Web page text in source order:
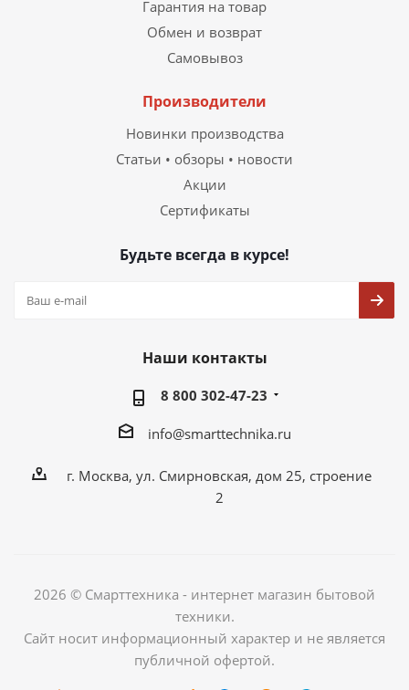
Гарантия на товар
Обмен и возврат
Самовывоз
Производители
Новинки производства
Статьи • обзоры • новости
Акции
Сертификаты
Будьте всегда в курсе!
Наши контакты
8 800 302-47-23
info@smarttechnika.ru
г. Москва, ул. Смирновская, дом 25, строение
2
2026 © Смарттехника - интернет магазин бытовой
техники.
Сайт носит информационный характер и не является
публичной офертой.